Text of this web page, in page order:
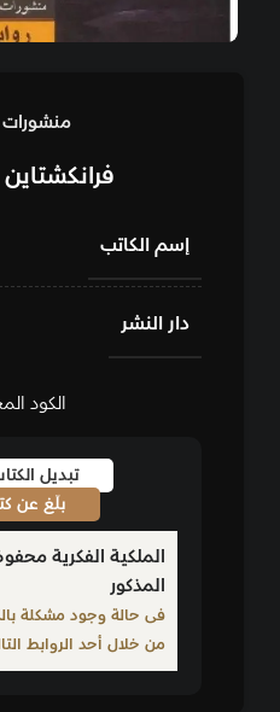
إسم الكاتب
دار النشر
الكود
تبديل
بلّغ عن
الملكية الفكرية
المذكور
فى حالة وجود مشكلة
من خلال أحد الروابط